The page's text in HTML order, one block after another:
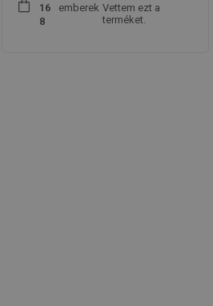
1 6
8
emberek Vettem ezt a
terméket.